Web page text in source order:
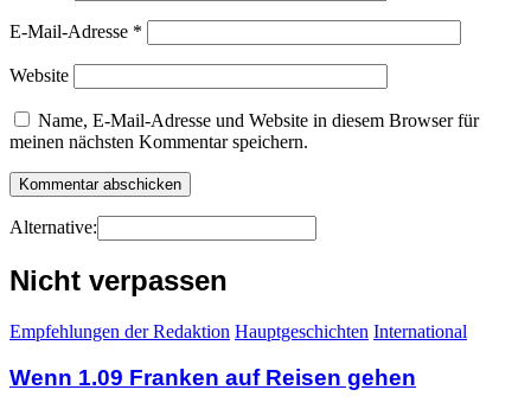
E-Mail-Adresse *
Website
Name, E-Mail-Adresse und Website in diesem Browser für
meinen nächsten Kommentar speichern.
Alternative:
Nicht verpassen
Empfehlungen der Redaktion Hauptgeschichten International
Wenn 1.09 Franken auf Reisen gehen